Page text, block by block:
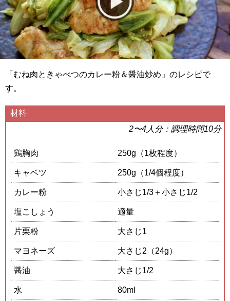
「むね肉ときゃべつのカレー粉＆醤油炒め」のレシピで
す。
材料
2〜4人分：調理時間10分
鶏胸肉 250g（1枚程度）
キャベツ 250g（1/4個程度）
カレー粉 小さじ1/3＋小さじ1/2
塩こしょう 適量
片栗粉 大さじ1
マヨネーズ 大さじ2（24g）
醤油 大さじ1/2
水 80ml